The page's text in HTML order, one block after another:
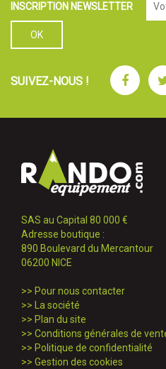
INSCRIPTION NEWSLETTER
SUIVEZ-NOUS !
SAS au Capital 80 000 €
Adresse boutique :
890 Boulevard du Mercantour
06200 NICE
>> Pour nous contacter
>>
La société
>> Plan du site
>> Conditions générales de
>> Politique de confidentialité
>> Gestion des cookies